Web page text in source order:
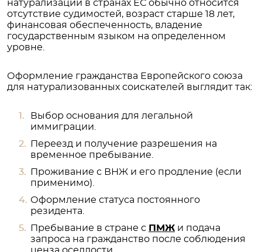
натурализации в странах ЕС обычно относится
отсутствие судимостей, возраст старше 18 лет,
финансовая обеспеченность, владение
государственным языком на определенном
уровне.
Оформление гражданства Европейского союза
для натурализованных соискателей выглядит так:
Выбор основания для легальной
иммиграции.
Переезд и получение разрешения на
временное пребывание.
Проживание с ВНЖ и его продление (если
применимо).
Оформление статуса постоянного
резидента.
Пребывание в стране с ПМЖ и подача
запроса на гражданство после соблюдения